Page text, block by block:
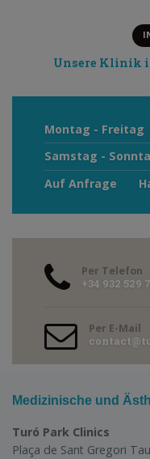
Unsere Klinik
Montag - Freitag
Samstag -
Auf Anfrage
Per Telefon
+34 932 529
Per E-Mail
Medizinische und
Turó Park Clinics
Plaça de Sant Gregori